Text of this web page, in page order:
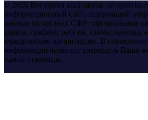
© 2026 Все права защищены. sfr-
информационный сайт, содержащий
данные об органах СФР: официальные
адреса, графики работы, схемы проезда,
юридические организации. В
информация позволит разрешить Ваши
одной страницы.